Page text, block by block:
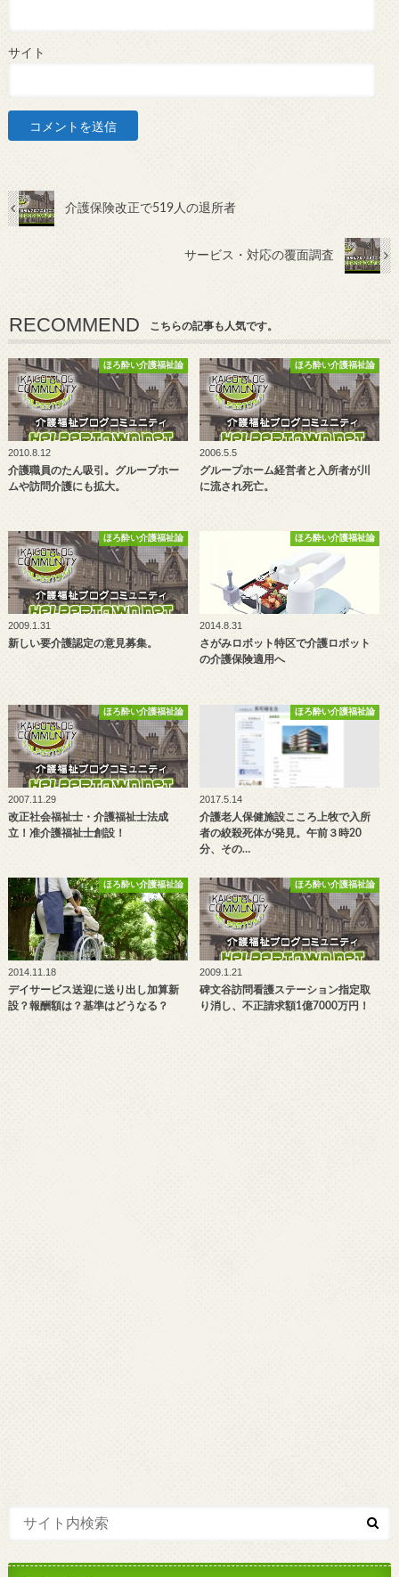
サイト
介護保険改正で519人の退所者
サービス・対応の覆面調査
RECOMMEND こちらの記事も人気です。
ほろ酔い介護福祉論
2010.8.12
介護職員のたん吸引。グループホー
ムや訪問介護にも拡大。
ほろ酔い介護福祉論
2006.5.5
グループホーム経営者と入所者が川
に流され死亡。
ほろ酔い介護福祉論
2009.1.31
新しい要介護認定の意見募集。
ほろ酔い介護福祉論
2014.8.31
さがみロボット特区で介護ロボット
の介護保険適用へ
ほろ酔い介護福祉論
2007.11.29
改正社会福祉士・介護福祉士法成
立！准介護福祉士創設！
ほろ酔い介護福祉論
2017.5.14
介護老人保健施設こころ上牧で入所
者の絞殺死体が発見。午前３時20
分、その…
ほろ酔い介護福祉論
2014.11.18
デイサービス送迎に送り出し加算新
設？報酬額は？基準はどうなる？
ほろ酔い介護福祉論
2009.1.21
碑文谷訪問看護ステーション指定取
り消し、不正請求額1億7000万円！